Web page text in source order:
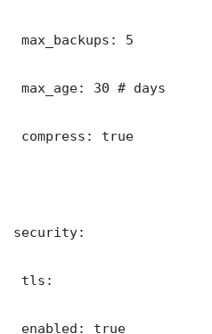
max_backups: 5
max_age: 30 # days
compress: true
security:
tls:
enabled: true